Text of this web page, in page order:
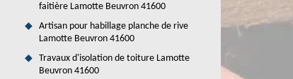
faitière Lamotte Beuvron 41600
Artisan pour habillage planche de rive
Lamotte Beuvron 41600
Travaux d'isolation de toiture Lamotte
Beuvron 41600